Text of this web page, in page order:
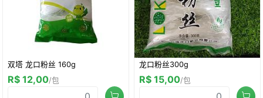
双塔 龙口粉丝 160g
R$ 12,00/包
龙口粉丝300g
R$ 15,00/包